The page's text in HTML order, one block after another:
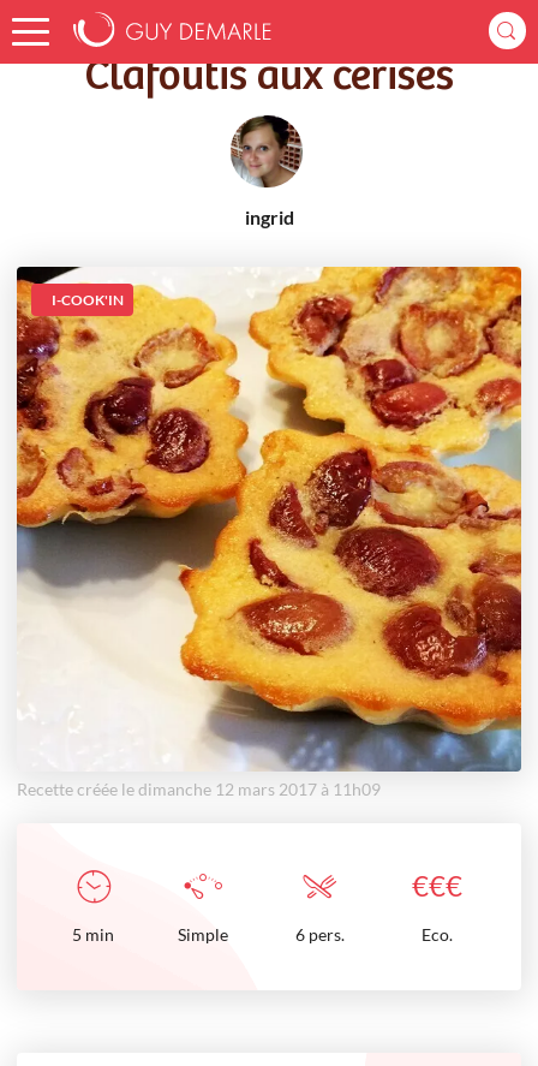
Accueil Recettes Clafoutis aux cerises
Clafoutis aux cerises
ingrid
I-COOK'IN
Recette créée le dimanche 12 mars 2017 à 11h09
€€€
5 min Simple 6 pers. Eco.